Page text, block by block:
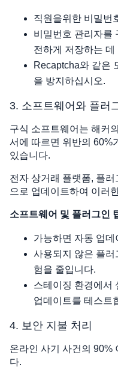
직원을위한 비밀번
비밀번호 관리자를
전하게 저장하는 데
Recaptcha와 같은
을 방지하십시오.
3. 소프트웨어와 플러
구식 소프트웨어는 해커
서에 따르면 위반의 60%
있습니다.
전자 상거래 플랫폼, 플
으로 업데이트하여 이러
소프트웨어 및 플러그인
가능하면 자동 업
사용되지 않은 플러
험을 줄입니다.
스테이징 환경에서
업데이트를 테스트
4. 보안 지불 처리
온라인 사기 사건의 90%
다.